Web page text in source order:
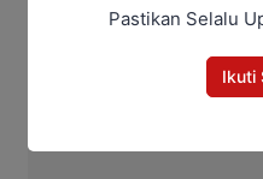
Pastikan Selalu
Ikuti